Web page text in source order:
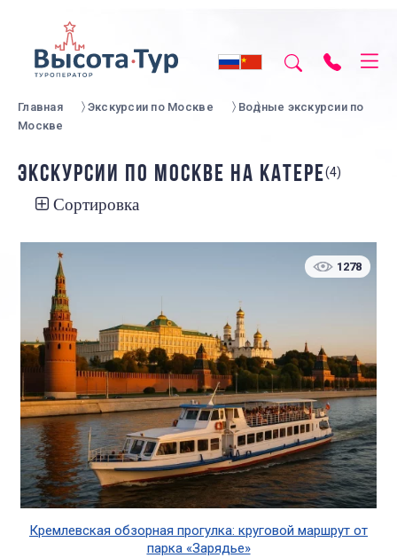
Главная Экскурсии по Москве
Водные экскурсии по
Москве
ЭКСКУРСИИ ПО МОСКВЕ НА КАТЕРЕ(4)
Сортировка
1278
Кремлевская обзорная прогулка: круговой маршрут от
парка «Зарядье»